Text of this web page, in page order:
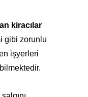
kiracılar
gibi zorunlu
işyerleri